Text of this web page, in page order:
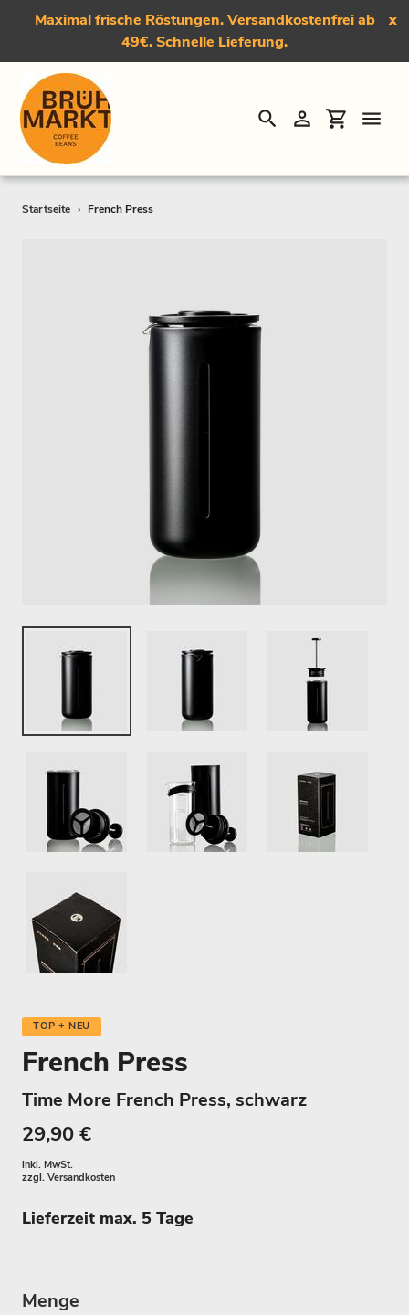
Direkt
Maximal frische Röstungen. Versandkostenfrei ab
49€. Schnelle Lieferung.
x
SuchenEinloggen
Startseite › French Press
TOP + NEU
French Press
Time More French Press, schwarz
29,90 €
inkl. MwSt.
zzgl. Versandkosten
Lieferzeit max. 5 Tage
Menge